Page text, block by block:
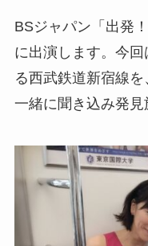
BSジャパン「出発
に出演します。今
る西武鉄道新宿線を
一緒に聞き込み発見